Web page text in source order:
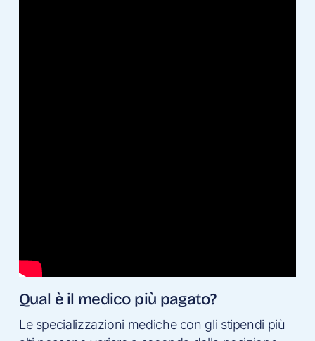
Qual è il medico più pagato?
Le specializzazioni mediche con gli stipendi più